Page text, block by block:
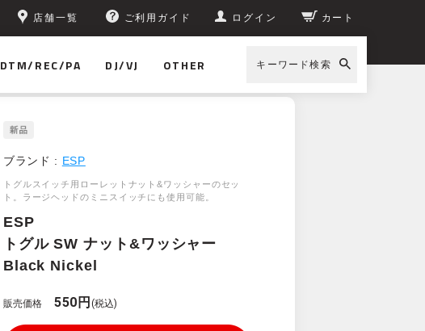
店舗一覧 ご利用ガイド ログイン カート
DTM/REC/PA DJ/VJ OTHER キーワード検索
ブランド : ESP
トグルスイッチ用ローレットナット&ワッシャーのセッ
ト。ラージヘッドのミニスイッチにも使用可能。
ESP
トグル SW ナット&ワッシャー
Black Nickel
販売価格 550円(税込)